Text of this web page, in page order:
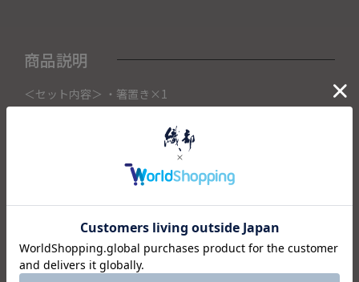
商品説明
＜セット内容＞ ・箸置き×1
こちらの商品は織部下北沢店にて展示販売中の作品になりま
ご注文いただいたタイミングによって織部下北沢店頭で売り
切れた場合は、キャンセルさせて頂きます。
また織部下北沢店からの出荷になりますので、ご注文確認
予めご了承くださいませ。